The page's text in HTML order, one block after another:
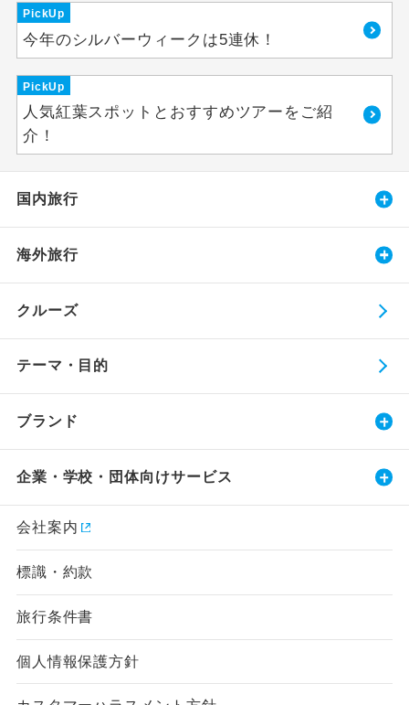
PickUp
今年のシルバーウィークは5連休！
PickUp
人気紅葉スポットとおすすめツアーをご紹
介！
国内旅行
海外旅行
クルーズ
テーマ・目的
ブランド
企業・学校・団体向けサービス
会社案内
標識・約款
旅行条件書
個人情報保護方針